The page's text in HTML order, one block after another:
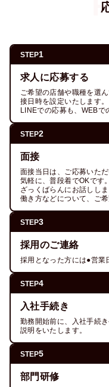
STEP1
求人に応募する
ご希望の店舗や職種を選
接日時を設定いたします。
LINEでの応募も、WEBで
STEP2
面接
面接当日は、ご応募いた
気軽に、普段着でOKです。
ざっくばらんにお話ししま
STEP3
採用のご連絡
採用となった方には●営業
STEP4
入社手続き
勤務開始前に、入社手続
説明をいたします。
STEP5
部門研修